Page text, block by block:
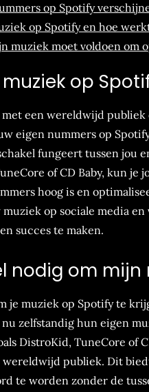
op Spotify
op Spotify en hoe
muziek moet voldoen om
op
een wereldwijd
eigen nummers op
fungeert tussen jou
of CD Baby, kun je
hoog is en
op sociale media
succes te maken.
nodig om
je muziek op Spotify te
zelfstandig hun eigen
DistroKid, TuneCore of
publiek. Dit
te worden zonder de